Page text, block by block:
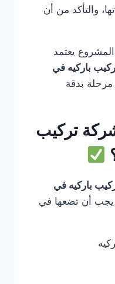
والتأكد من أن
يعتمد
باركيه في
مرحلة بدقة
تركيب
باركيه في
يجب أن تضعها في